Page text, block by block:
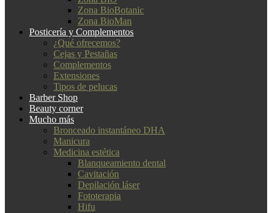
Zona BioBotanic
Zona BioMan
Posticería y Complementos
¿Qué ofrecemos?
Cejas y Pestañas
Complementos
Extensiones
Tipos de pelucas
Barber Shop
Beauty corner
Mucho más
Bronceado instantáneo DHA
Manicura
Medicina estética
Blanqueamiento dental
Cavitación
Depilación láser
Fototerapia
Hifu